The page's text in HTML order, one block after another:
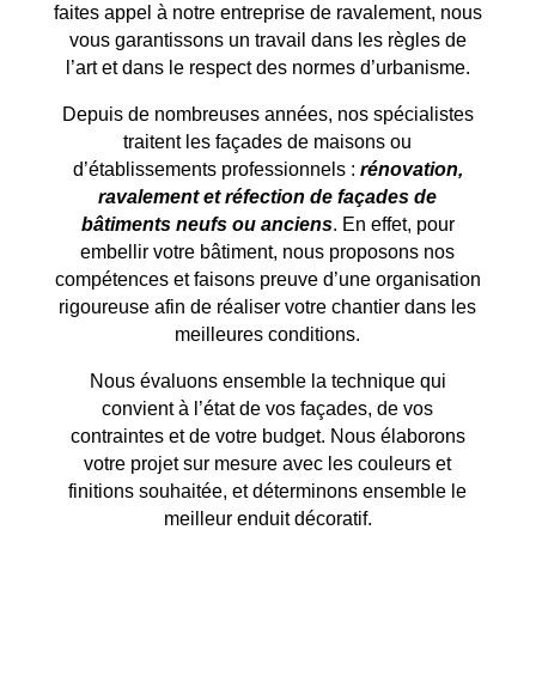
faites appel à notre entreprise de ravalement, nous
vous garantissons un travail dans les règles de
l’art et dans le respect des normes d’urbanisme.
Depuis de nombreuses années, nos spécialistes
traitent les façades de maisons ou
d’établissements professionnels : rénovation,
ravalement et réfection de façades de
bâtiments neufs ou anciens. En effet, pour
embellir votre bâtiment, nous proposons nos
compétences et faisons preuve d’une organisation
rigoureuse afin de réaliser votre chantier dans les
meilleures conditions.
Nous évaluons ensemble la technique qui
convient à l’état de vos façades, de vos
contraintes et de votre budget. Nous élaborons
votre projet sur mesure avec les couleurs et
finitions souhaitée, et déterminons ensemble le
meilleur enduit décoratif.